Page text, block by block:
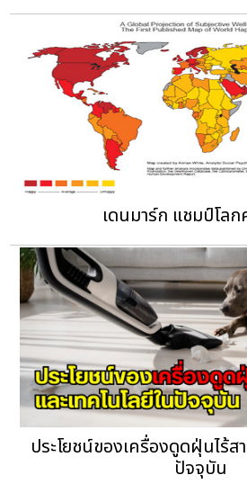
เดนมาร์ก แชมป์โล
ประโยชน์ของเครื่องดูดฝุ่นไร้ส
ปัจจุบัน